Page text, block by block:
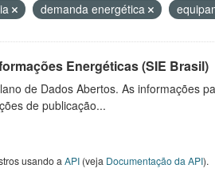
demanda energética
Energéticas (SIE Brasil)
de Dados Abertos. As informações
de publicação...
usando a API(veja Documentação da API).